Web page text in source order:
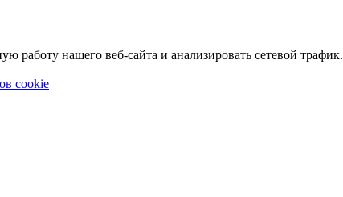
работу нашего веб-сайта и анализировать сетевой трафик.
cookie